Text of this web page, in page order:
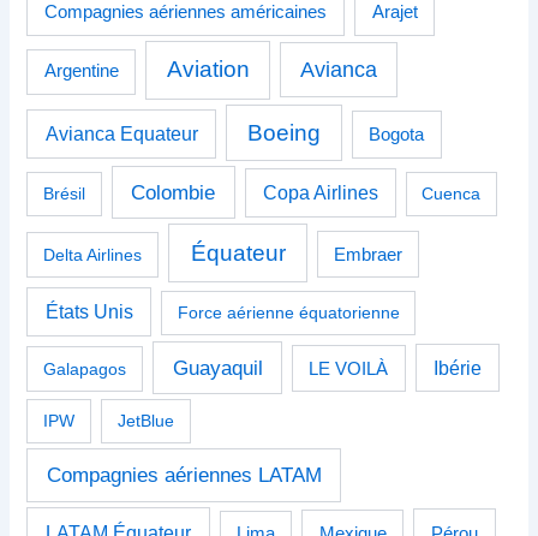
Compagnies aériennes américaines Arajet
Argentine Aviation Avianca
Avianca Equateur Boeing Bogota
Brésil Colombie Copa Airlines Cuenca
Delta Airlines Équateur Embraer
États Unis Force aérienne équatorienne
Galapagos Guayaquil LE VOILÀ Ibérie
IPW JetBlue
Compagnies aériennes LATAM